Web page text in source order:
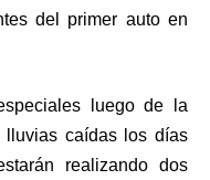
del primer auto en
luego de la
lluvias caídas los días
realizando dos